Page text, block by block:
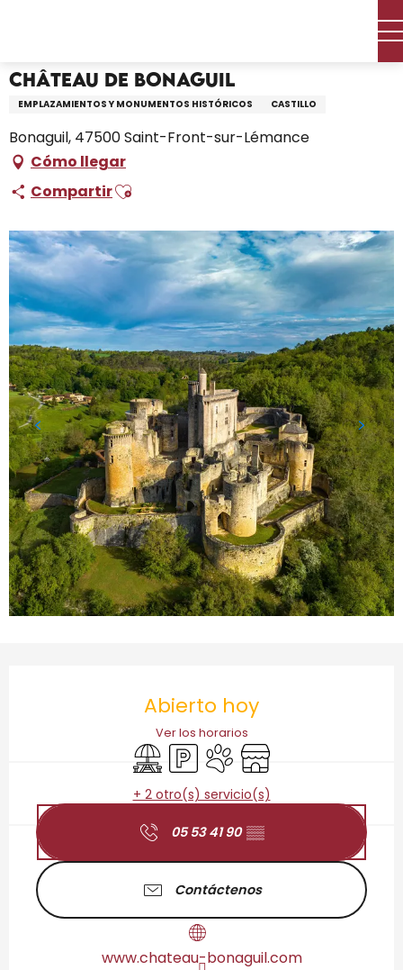
principal
Château de Bonaguil
EMPLAZAMIENTOS Y MONUMENTOS HISTÓRICOS CASTILLO
Bonaguil, 47500 Saint-Front-sur-Lémance
Cómo llegar
CompartirAjouter aux favoris
Abierto hoy
Ver los horarios
Zona de picnic
Aparcamiento
Se aceptan animales
Tienda
+ 2 otro(s) servicio(s)
05 53 41 90 ▒▒
Contáctenos
www.chateau-bonaguil.com